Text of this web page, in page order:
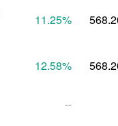
11.25%
12.58%
--